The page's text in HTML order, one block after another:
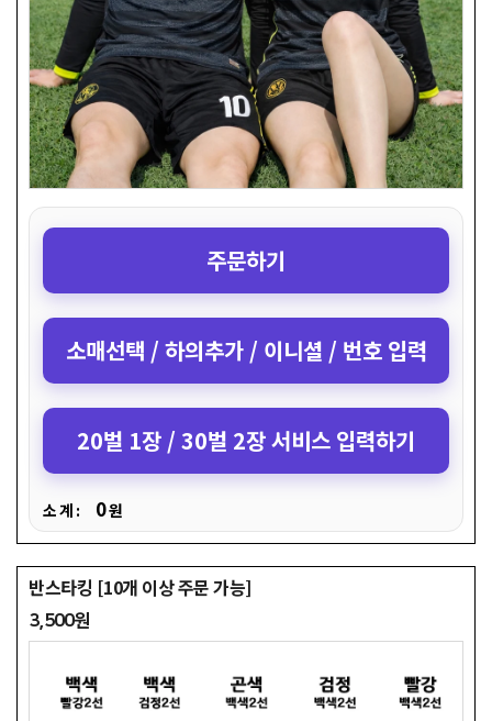
주문하기
소매선택 / 하의추가 / 이니셜 / 번호 입력
20벌 1장 / 30벌 2장 서비스 입력하기
소 계 : 0원
반스타킹 [10개 이상 주문 가능]
3,500원